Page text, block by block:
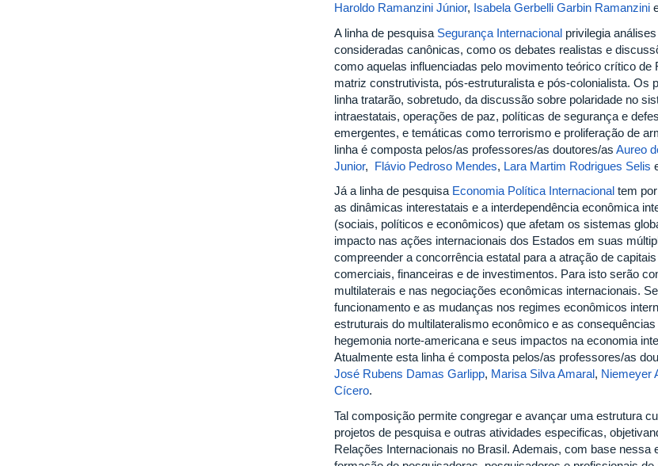
Haroldo Ramanzini Júnior, Isabela Gerbelli Garbin Ramanzini
A linha de pesquisa Segurança Internacional privilegia
consideradas canônicas, como os debates realistas e
como aquelas influenciadas pelo movimento teórico crítico
matriz construtivista, pós-estruturalista e pós-colonialista. Os
linha tratarão, sobretudo, da discussão sobre polaridade no
intraestatais, operações de paz, políticas de segurança e
emergentes, e temáticas como terrorismo e proliferação de
linha é composta pelos/as professores/as doutores/as Aureo
Junior, Flávio Pedroso Mendes, Lara Martim Rodrigues Selis
Já a linha de pesquisa Economia Política Internacional tem
as dinâmicas interestatais e a interdependência econômica
(sociais, políticos e econômicos) que afetam os sistemas
impacto nas ações internacionais dos Estados em suas
compreender a concorrência estatal para a atração de
comerciais, financeiras e de investimentos. Para isto serão
multilaterais e nas negociações econômicas internacionais.
funcionamento e as mudanças nos regimes econômicos
estruturais do multilateralismo econômico e as
hegemonia norte-americana e seus impactos na economia
Atualmente esta linha é composta pelos/as professores/as
José Rubens Damas Garlipp, Marisa Silva Amaral, Niemeyer
Cícero.
Tal composição permite congregar e avançar uma estrutura
projetos de pesquisa e outras atividades especificas,
Relações Internacionais no Brasil. Ademais, com base